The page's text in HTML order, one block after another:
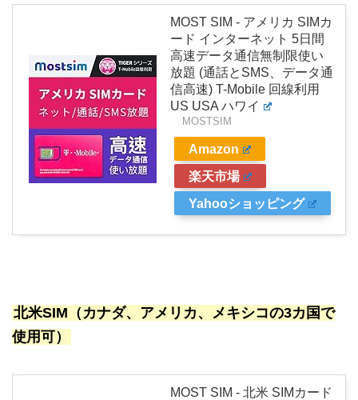
MOST SIM - アメリカ SIMカ
ード インターネット 5日間
高速データ通信無制限使い
放題 (通話とSMS、データ通
信高速) T-Mobile 回線利用
US USA ハワイ
MOSTSIM
Amazon
楽天市場
Yahooショッピング
北米SIM（カナダ、アメリカ、メキシコの3カ国で
使用可）
MOST SIM - 北米 SIMカード